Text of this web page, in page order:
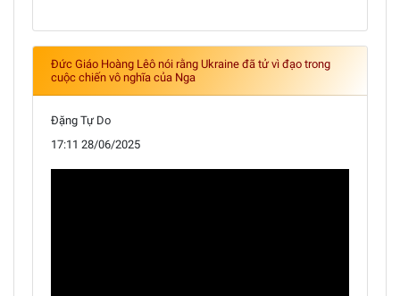
Đức Giáo Hoàng Lêô nói rằng Ukraine đã tử vì đạo trong
cuộc chiến vô nghĩa của Nga
Đặng Tự Do
17:11 28/06/2025